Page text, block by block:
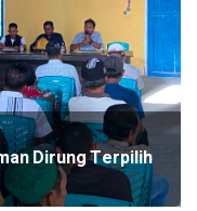
Dirung Terpilih